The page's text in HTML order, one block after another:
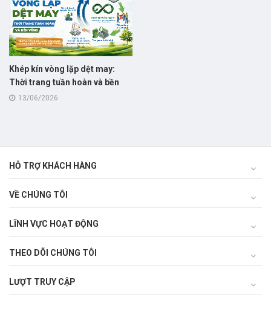
Khép kín vòng lặp dệt may:
Thời trang tuần hoàn và bền
vững13/06/2026
HỖ TRỢ KHÁCH HÀNG
VỀ CHÚNG TÔI
LĨNH VỰC HOẠT ĐỘNG
THEO DÕI CHÚNG TÔI
LƯỢT TRUY CẬP